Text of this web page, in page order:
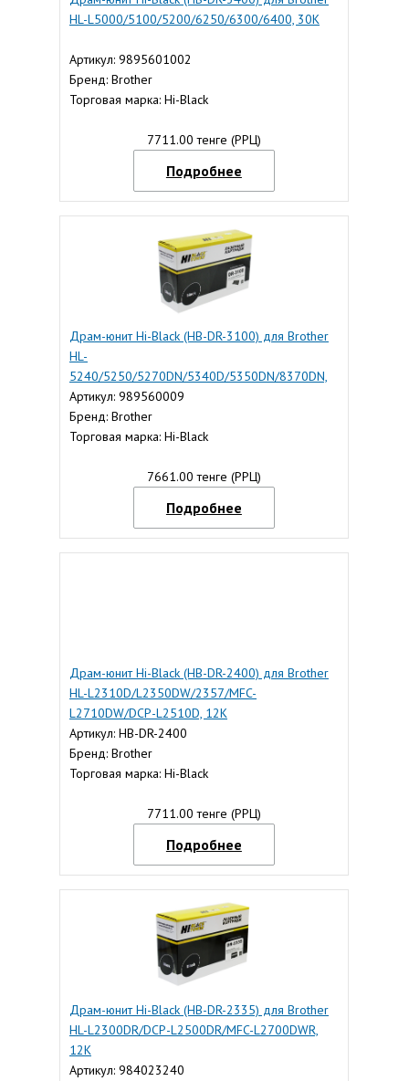
HL-L5000/5100/5200/6250/6300/6400, 30K
Артикул: 9895601002
Бренд: Brother
Торговая марка: Hi-Black
7711.00 тенге (РРЦ)
Подробнее
Драм-юнит Hi-Black (HB-DR-3100) для Brother
HL-
5240/5250/5270DN/5340D/5350DN/8370DN,
25K
Артикул: 989560009
Бренд: Brother
Торговая марка: Hi-Black
7661.00 тенге (РРЦ)
Подробнее
Драм-юнит Hi-Black (HB-DR-2400) для Brother
HL-L2310D/L2350DW/2357/MFC-
L2710DW/DCP-L2510D, 12K
Артикул: HB-DR-2400
Бренд: Brother
Торговая марка: Hi-Black
7711.00 тенге (РРЦ)
Подробнее
Драм-юнит Hi-Black (HB-DR-2335) для Brother
HL-L2300DR/DCP-L2500DR/MFC-L2700DWR,
12K
Артикул: 984023240